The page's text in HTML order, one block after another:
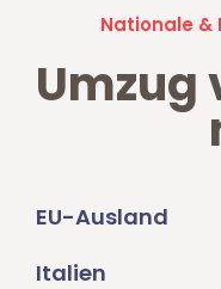
Nationale &
Umzug
EU-Ausland
Italien